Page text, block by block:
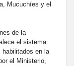
Mucuchíes y el
de la
el sistema
habilitados en la
el Ministerio,